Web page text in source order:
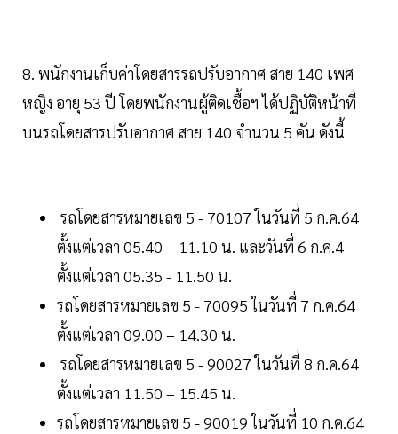
8. พนักงานเก็บค่าโดยสารรถปรับอากาศ สาย 140 เพศ
หญิง อายุ 53 ปี โดยพนักงานผู้ติดเชื้อฯ ได้ปฏิบัติหน้าที่
บนรถโดยสารปรับอากาศ สาย 140 จำนวน 5 คัน ดังนี้
รถโดยสารหมายเลข 5 - 70107 ในวันที่ 5 ก.ค.64
ตั้งแต่เวลา 05.40 – 11.10 น. และวันที่ 6 ก.ค.4
ตั้งแต่เวลา 05.35 - 11.50 น.
รถโดยสารหมายเลข 5 - 70095 ในวันที่ 7 ก.ค.64
ตั้งแต่เวลา 09.00 – 14.30 น.
รถโดยสารหมายเลข 5 - 90027 ในวันที่ 8 ก.ค.64
ตั้งแต่เวลา 11.50 – 15.45 น.
รถโดยสารหมายเลข 5 - 90019 ในวันที่ 10 ก.ค.64